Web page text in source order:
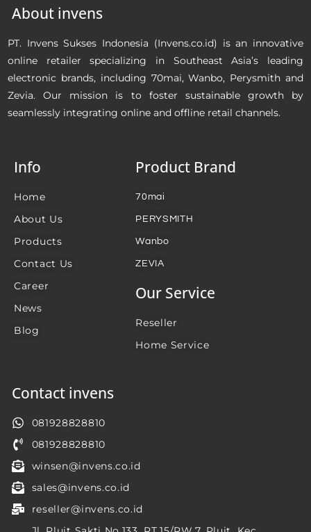
About invens
PT. Invens Sukses Indonesia (Invens.co.id) is an innovative
online retailer specializing in Southeast Asia’s leading
electronic brands, including 70mai, Wanbo, Perysmith and
Zevia. Our mission is to foster sustainable growth by
seamlessly integrating online and offline retail channels.
Info
Home
About Us
Products
Contact Us
Career
News
Blog
Product Brand
70mai
PERYSMITH
Wanbo
ZEVIA
Our Service
Reseller
Home Service
Contact invens
081928828810
081928828810
winsen@invens.co.id
sales@invens.co.id
reseller@invens.co.id